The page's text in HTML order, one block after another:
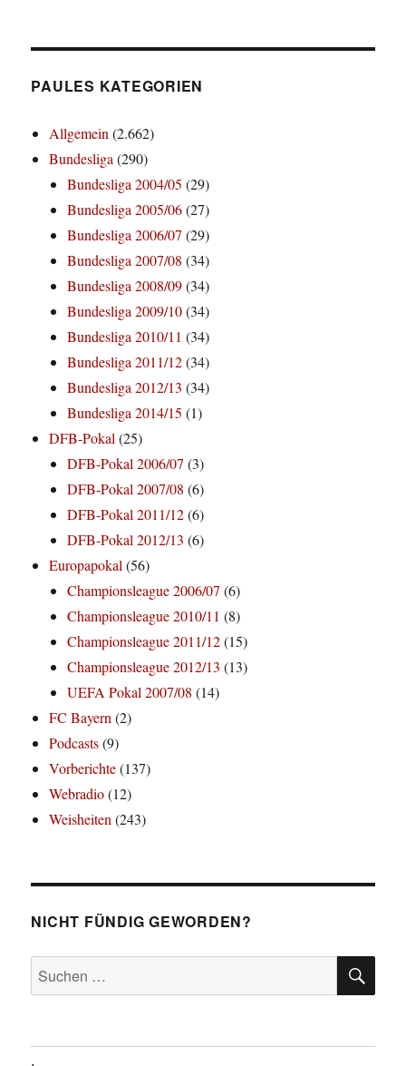
PAULES KATEGORIEN
Allgemein(2.662)
Bundesliga(290)
Bundesliga 2004/05 (29)
Bundesliga 2005/06(27)
Bundesliga 2006/07 (29)
Bundesliga 2007/08 (34)
Bundesliga 2008/09(34)
Bundesliga 2009/10(34)
Bundesliga 2010/11 (34)
Bundesliga 2011/12(34)
Bundesliga 2012/13 (34)
Bundesliga 2014/15 (1)
DFB-Pokal(25)
DFB-Pokal 2006/07 (3)
DFB-Pokal 2007/08 (6)
DFB-Pokal 2011/12(6)
DFB-Pokal 2012/13 (6)
Europapokal(56)
Championsleague 2006/07 (6)
Championsleague 2010/11 (8)
Championsleague 2011/12(15)
Championsleague 2012/13 (13)
UEFA Pokal 2007/08 (14)
FC Bayern(2)
Podcasts(9)
Vorberichte(137)
Webradio(12)
Weisheiten(243)
NICHT FÜNDIG GEWORDEN?
Suchen
nach: